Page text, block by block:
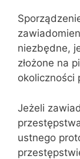
niezbędne,
złożone na
okoliczności
Jeżeli
ustnego